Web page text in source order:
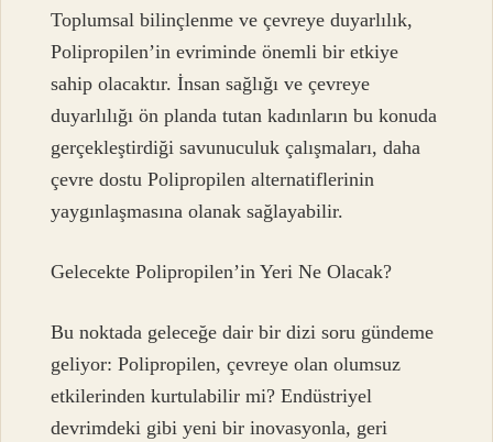
Toplumsal bilinçlenme ve çevreye duyarlılık,
Polipropilen’in evriminde önemli bir etkiye
sahip olacaktır. İnsan sağlığı ve çevreye
duyarlılığı ön planda tutan kadınların bu konuda
gerçekleştirdiği savunuculuk çalışmaları, daha
çevre dostu Polipropilen alternatiflerinin
yaygınlaşmasına olanak sağlayabilir.
Gelecekte Polipropilen’in Yeri Ne Olacak?
Bu noktada geleceğe dair bir dizi soru gündeme
geliyor: Polipropilen, çevreye olan olumsuz
etkilerinden kurtulabilir mi? Endüstriyel
devrimdeki gibi yeni bir inovasyonla, geri